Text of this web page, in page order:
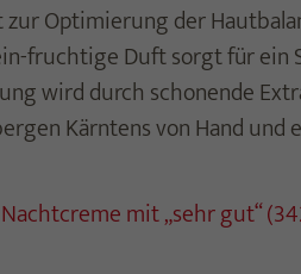
Optimierung der
fruchtige Duft sorgt für
wird durch schonende
Kärntens von Hand
mit „sehr gut“